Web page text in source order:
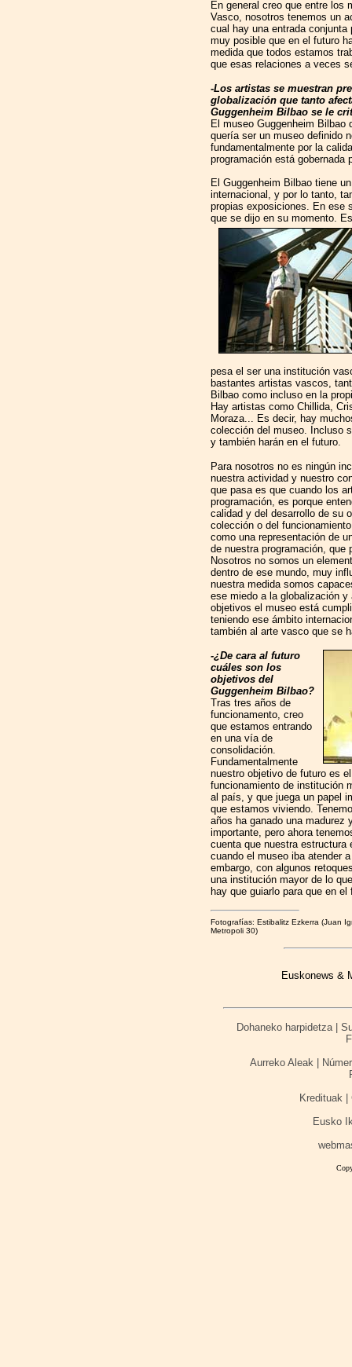
En general creo que entre los
Vasco, nosotros tenemos un
cual hay una entrada
muy posible que en el futuro
medida que todos estamos
que esas relaciones a veces
-Los artistas se muestran
globalización que tanto
Guggenheim Bilbao se le
El museo Guggenheim Bilbao
quería ser un museo definido
fundamentalmente por la
programación está gobernada
El Guggenheim Bilbao tiene
internacional, y por lo tanto,
propias exposiciones. En ese
que se dijo en su momento.
pesa el ser una institución
bastantes artistas vascos,
Bilbao como incluso en la
Hay artistas como Chillida,
Moraza... Es decir, hay
colección del museo. Incluso
y también harán en el futuro.
Para nosotros no es ningún
nuestra actividad y nuestro
que pasa es que cuando los
programación, es porque
calidad y del desarrollo de su
colección o del
como una representación de
de nuestra programación, que
Nosotros no somos un
dentro de ese mundo, muy
nuestra medida somos
ese miedo a la globalización
objetivos el museo está
teniendo ese ámbito
también al arte vasco que se
-¿De cara al futuro
cuáles son los
objetivos del
Guggenheim Bilbao?
Tras tres años de
funcionamento, creo
que estamos entrando
en una vía de
consolidación.
Fundamentalmente
nuestro objetivo de futuro es
funcionamiento de institución
al país, y que juega un papel
que estamos viviendo.
años ha ganado una madurez
importante, pero ahora
cuenta que nuestra
cuando el museo iba atender
embargo, con algunos
una institución mayor de lo
hay que guiarlo para que en
Fotografías: Estibalitz Ezkerra (Juan
Metropoli 30)
Euskonews &
Dohaneko harpidetza |
Aurreko Aleak |
Kredituak
Eusko